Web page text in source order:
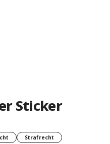
Sticker
Strafrecht